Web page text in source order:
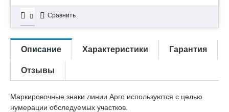
Сравнить
Описание Характеристики Гарантия
Отзывы
Маркировочные знаки линии Арго используются с целью
нумерации обследуемых участков.